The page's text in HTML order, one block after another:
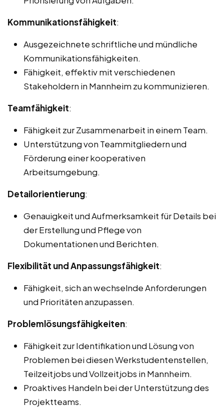
Kommunikationsfähigkeit:
Ausgezeichnete schriftliche und mündliche
Kommunikationsfähigkeiten.
Fähigkeit, effektiv mit verschiedenen
Stakeholdern in Mannheim zu kommunizieren.
Teamfähigkeit:
Fähigkeit zur Zusammenarbeit in einem Team.
Unterstützung von Teammitgliedern und
Förderung einer kooperativen
Arbeitsumgebung.
Detailorientierung:
Genauigkeit und Aufmerksamkeit für Details bei
der Erstellung und Pflege von
Dokumentationen und Berichten.
Flexibilität und Anpassungsfähigkeit:
Fähigkeit, sich an wechselnde Anforderungen
und Prioritäten anzupassen.
Problemlösungsfähigkeiten:
Fähigkeit zur Identifikation und Lösung von
Problemen bei diesen Werkstudentenstellen,
Teilzeitjobs und Vollzeitjobs in Mannheim.
Proaktives Handeln bei der Unterstützung des
Projektteams.